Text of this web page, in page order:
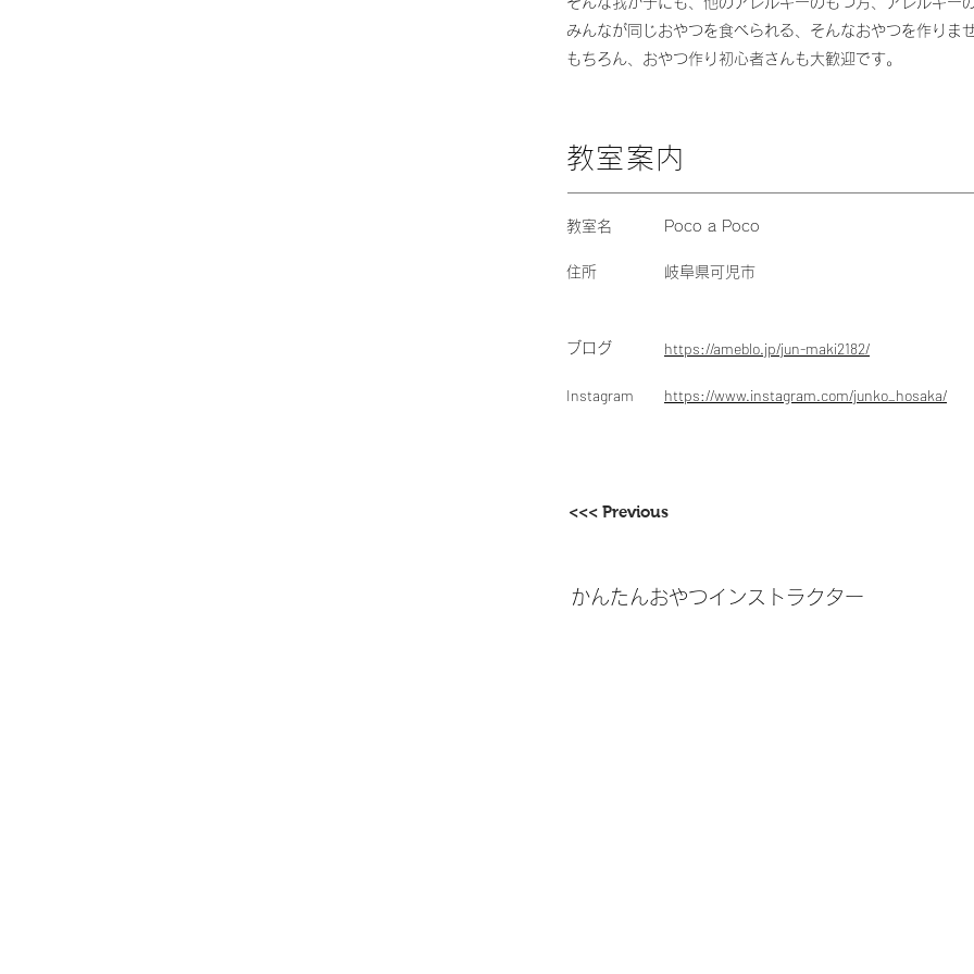
みんなが同じおやつを食べられる、そんなおやつを作りま
もちろん、おやつ作り初心者さんも大歓迎です。
教室案内
教室名 Poco a Poco
住所 岐阜県可児市
ブログ https://ameblo.jp/jun-maki2182/
Instagram https://www.instagram.com/junko_hosaka/
<<< Previous
かんたんおやつインストラクター